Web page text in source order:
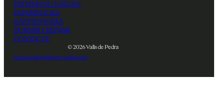
PATRIMONI I NATURA
EXPERIÈNCIES
GASTRONOMIA
DORMIR I MENJAR
CONTACTE
© 2026 Valls de Pedra
Creació del projecte: Latipo.cat